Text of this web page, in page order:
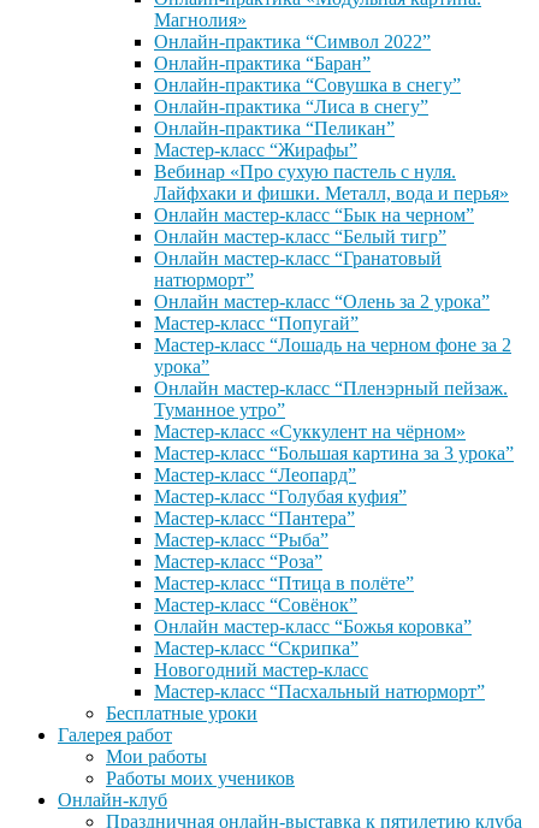
Магнолия»
Онлайн-практика “Символ 2022”
Онлайн-практика “Баран”
Онлайн-практика “Совушка в снегу”
Онлайн-практика “Лиса в снегу”
Онлайн-практика “Пеликан”
Мастер-класс “Жирафы”
Вебинар «Про сухую пастель с нуля.
Лайфхаки и фишки. Металл, вода и перья»
Онлайн мастер-класс “Бык на черном”
Онлайн мастер-класс “Белый тигр”
Онлайн мастер-класс “Гранатовый
натюрморт”
Онлайн мастер-класс “Олень за 2 урока”
Мастер-класс “Попугай”
Мастер-класс “Лошадь на черном фоне за 2
урока”
Онлайн мастер-класс “Пленэрный пейзаж.
Туманное утро”
Мастер-класс «Суккулент на чёрном»
Мастер-класс “Большая картина за 3 урока”
Мастер-класс “Леопард”
Мастер-класс “Голубая куфия”
Мастер-класс “Пантера”
Мастер-класс “Рыба”
Мастер-класс “Роза”
Мастер-класс “Птица в полёте”
Мастер-класс “Совёнок”
Онлайн мастер-класс “Божья коровка”
Мастер-класс “Скрипка”
Новогодний мастер-класс
Мастер-класс “Пасхальный натюрморт”
Бесплатные уроки
Галерея работ
Мои работы
Работы моих учеников
Онлайн-клуб
Праздничная онлайн-выставка к пятилетию клуба